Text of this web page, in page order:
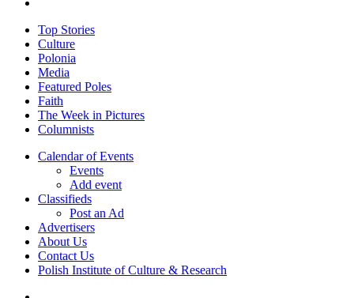
Close
Menu
Top Stories
Culture
Polonia
Media
Featured Poles
Faith
The Week in Pictures
Columnists
Calendar of Events
Events
Add event
Classifieds
Post an Ad
Advertisers
About Us
Contact Us
Polish Institute of Culture & Research